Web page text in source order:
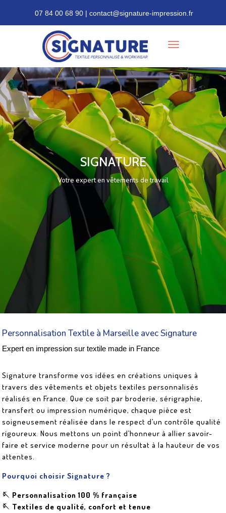
07 84 00 68 90 | contact@signature-impression.fr
SIGNATURE
Votre expert en personnalisation textile à Marseille,
Aubagne & Vitrolles
Personnalisation Textile à Marseille avec Signature
Expert en impression sur textile made in France
Signature transforme vos idées en créations uniques à
travers des vêtements et objets textiles personnalisés
réalisés en France. Que ce soit par broderie, sérigraphie,
transfert ou impression numérique, chaque pièce est
soigneusement réalisée dans le respect d’un contrôle qualité
rigoureux. Nous mettons un point d’honneur à allier savoir-
faire et service moderne pour un résultat à la hauteur de vos
attentes.
Pourquoi choisir Signature ?
🪡 Personnalisation 100 % française
🪡 Textiles de qualité, confort et tenue